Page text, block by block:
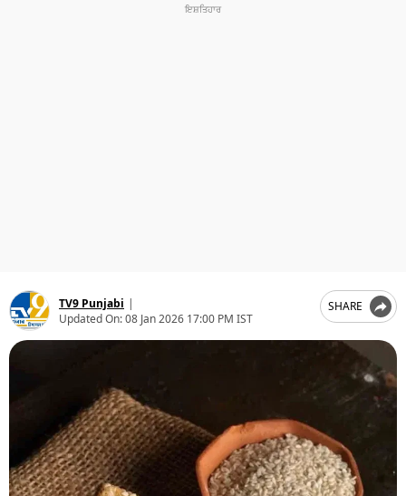
TV9 Punjabi |
Updated On:08 Jan 2026 17:00 PM IST
SHARE